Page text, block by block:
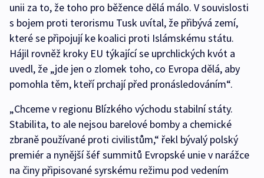
unii za to, že toho pro běžence dělá málo. V souvislosti
s bojem proti terorismu Tusk uvítal, že přibývá zemí,
které se připojují ke koalici proti Islámskému státu.
Hájil rovněž kroky EU týkající se uprchlických kvót a
uvedl, že „jde jen o zlomek toho, co Evropa dělá, aby
pomohla těm, kteří prchají před pronásledováním“.
„Chceme v regionu Blízkého východu stabilní státy.
Stabilita, to ale nejsou barelové bomby a chemické
zbraně používané proti civilistům,“ řekl bývalý polský
premiér a nynější šéf summitů Evropské unie v narážce
na činy připisované syrskému režimu pod vedením